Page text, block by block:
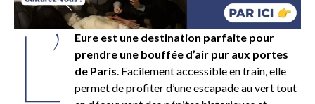
L’
Eure est une destination parfaite pour
prendre une bouffée d’air pur aux portes
de Paris. Facilement accessible en train, elle
permet de profiter d’une escapade au vert tout